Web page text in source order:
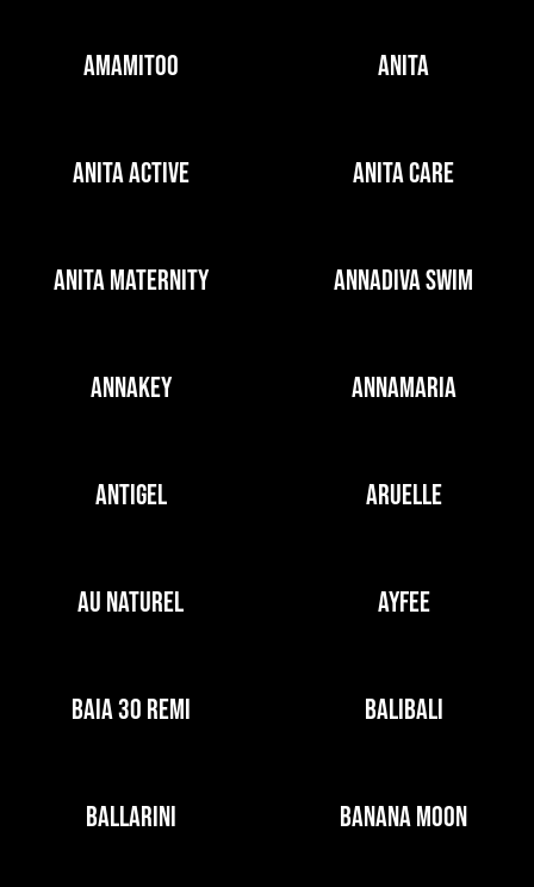
AMAMITOO ANITA
ANITA ACTIVE ANITA CARE
ANITA MATERNITY ANNADIVA SWIM
ANNAKEY ANNAMARIA
ANTIGEL ARUELLE
AU NATUREL AYFEE
BAIA 30 REMI BALIBALI
BALLARINI BANANA MOON